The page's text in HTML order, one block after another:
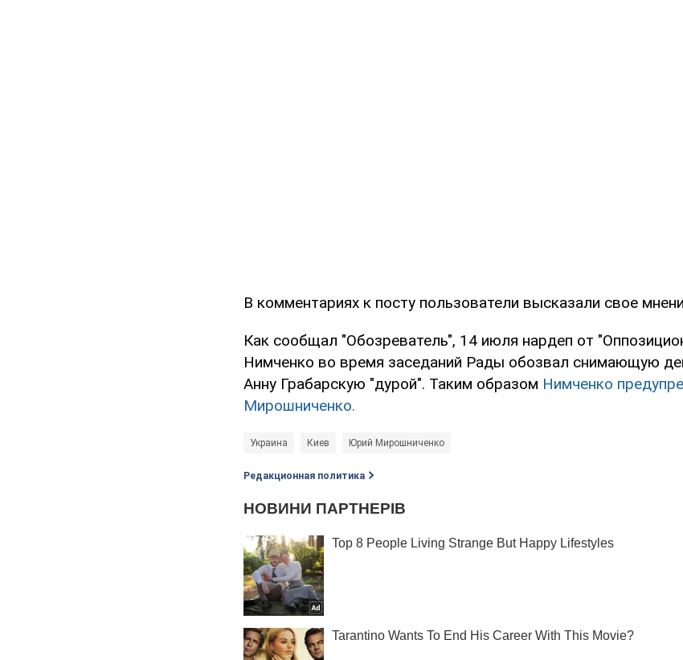
В комментариях к посту пользователи высказали свое
Как сообщал "Обозреватель", 14 июля нардеп от
Нимченко во время заседаний Рады обозвал снимающую
Анну Грабарскую "дурой". Таким образом Нимченко
Мирошниченко.
Украина Киев Юрий Мирошниченко
Редакционная политика